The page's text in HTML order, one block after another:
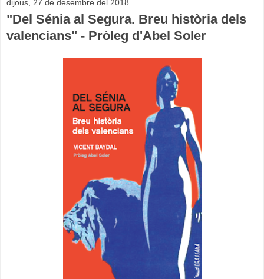
dijous, 27 de desembre del 2018
"Del Sénia al Segura. Breu història dels
valencians" - Pròleg d'Abel Soler